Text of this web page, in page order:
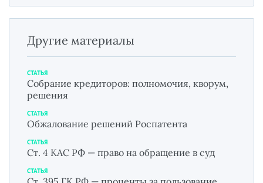
Другие материалы
СТАТЬЯ
Собрание кредиторов: полномочия, кворум,
решения
СТАТЬЯ
Обжалование решений Роспатента
СТАТЬЯ
Ст. 4 КАС РФ — право на обращение в суд
СТАТЬЯ